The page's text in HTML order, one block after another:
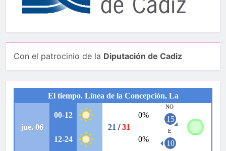
Con el patrocinio de la Diputación de Cadiz